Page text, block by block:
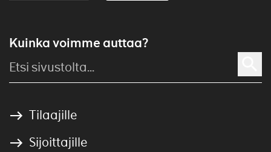
Kuinka voimme auttaa?
Tilaajille
Sijoittajille